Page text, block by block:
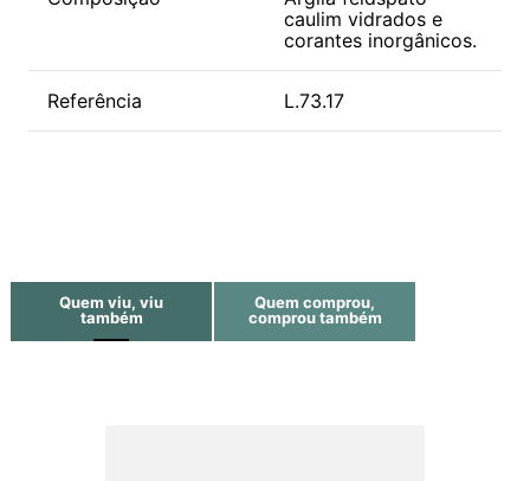
caulim vidrados e
corantes inorgânicos.
Referência L.73.17
Quem viu, viu
também
Quem comprou,
comprou também